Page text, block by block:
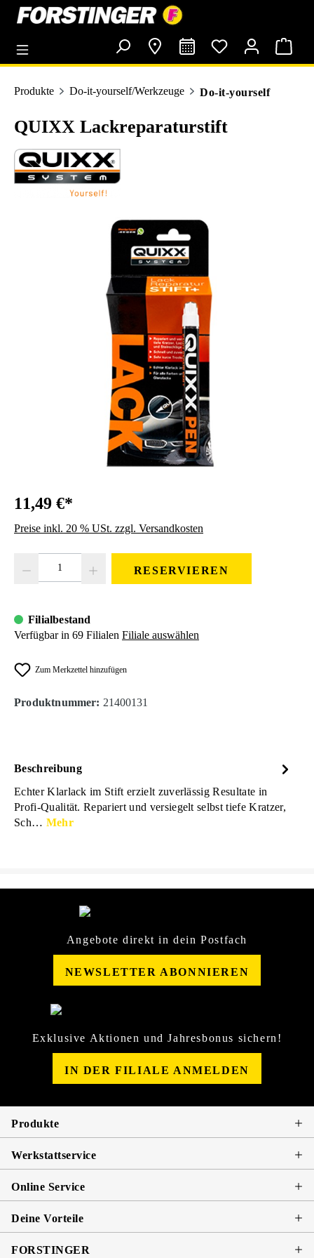
springen
Produkte Do-it-yourself/Werkzeuge Do-it-yourself
QUIXX Lackreparaturstift
Bildergalerie überspringen
11,49 €*
Preise inkl. 20 % USt. zzgl. Versandkosten
RESERVIEREN
Filialbestand
Verfügbar in 69 Filialen Filiale auswählen
Zum Merkzettel hinzufügen
Produktnummer: 21400131
Beschreibung
Echter Klarlack im Stift erzielt zuverlässig Resultate in
Profi-Qualität. Repariert und versiegelt selbst tiefe Kratzer,
Sch… Mehr
Angebote direkt in dein Postfach
NEWSLETTER ABONNIEREN
Exklusive Aktionen und Jahresbonus sichern!
IN DER FILIALE ANMELDEN
Produkte
Werkstattservice
Online Service
Deine Vorteile
FORSTINGER